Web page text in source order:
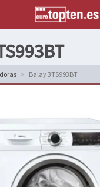
Balay 3TS993BT